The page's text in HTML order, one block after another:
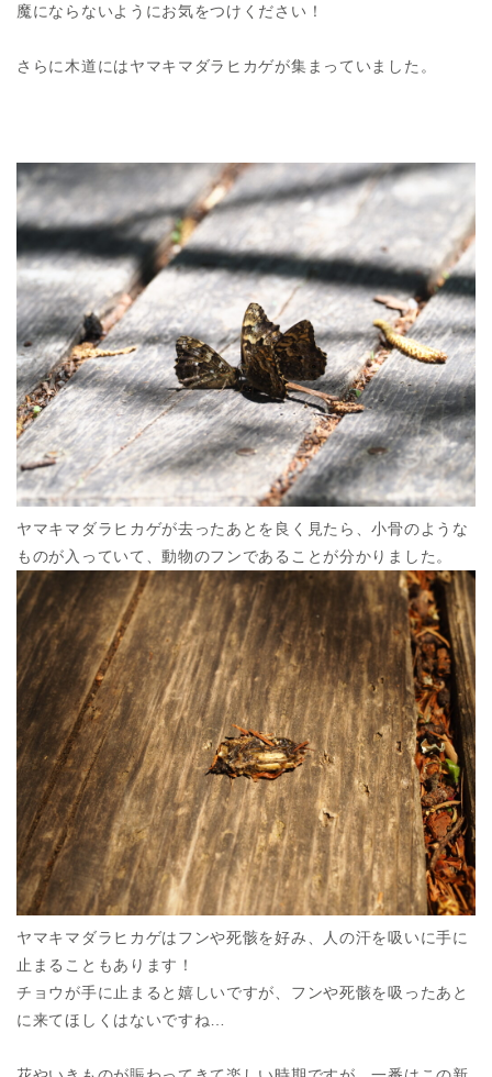
魔にならないようにお気をつけください！
さらに木道にはヤマキマダラヒカゲが集まっていました。
ヤマキマダラヒカゲが去ったあとを良く見たら、小骨のような
ものが入っていて、動物のフンであることが分かりました。
ヤマキマダラヒカゲはフンや死骸を好み、人の汗を吸いに手に
止まることもあります！
チョウが手に止まると嬉しいですが、フンや死骸を吸ったあと
に来てほしくはないですね…